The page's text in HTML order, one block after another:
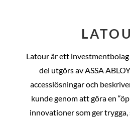
Latour är ett
del utgörs av ASSA
accesslösningar och
kunde genom att göra en
innovationer som ger trygga,